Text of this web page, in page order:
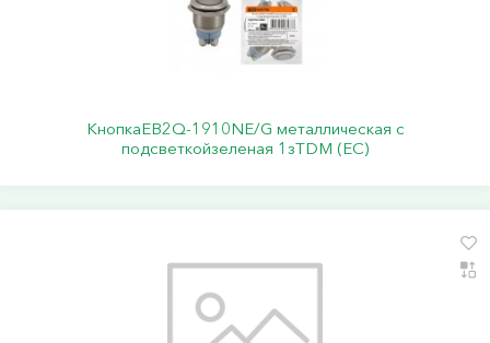
КнопкаEB2Q-1910NE/G металлическая с
подсветкойзеленая 1зTDM (ЕС)